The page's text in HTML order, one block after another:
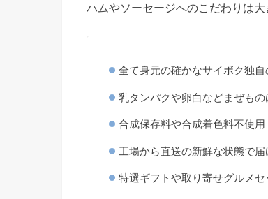
ハムやソーセージへのこだわりは
全て身元の確かなサイボク独
乳タンパクや卵白などまぜもの
合成保存料や合成着色料不使用
工場から直送の新鮮な状態で届
特選ギフトや取り寄せグルメセ